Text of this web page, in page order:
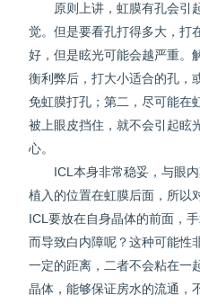
原则上讲，虹膜有孔会引
觉。但是要看孔打得多大，打
好，但是眩光可能会越严重。
衡利弊后，打大小适合的孔，
免虹膜打孔；第二，尽可能在
被上眼皮挡住，就不会引起眩
心。
ICL本身非常稳妥，与眼内
植入的位置在虹膜后面，所以
ICL要放在自身晶体的前面，
而导致白内障呢？这种可能性
一定的距离，二者不会粘在一
晶体，能够保证房水的流通，